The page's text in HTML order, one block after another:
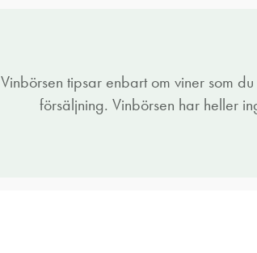
Vinbörsen tipsar enbart om viner som
försäljning. Vinbörsen har heller